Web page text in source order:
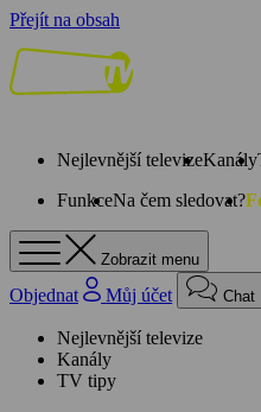
Přejít na obsah
Nejlevnější televizeKanály
FunkceNa čem sledovat?
Zobrazit menu
Objednat Můj účet Chat
Nejlevnější televize
Kanály
TV tipy